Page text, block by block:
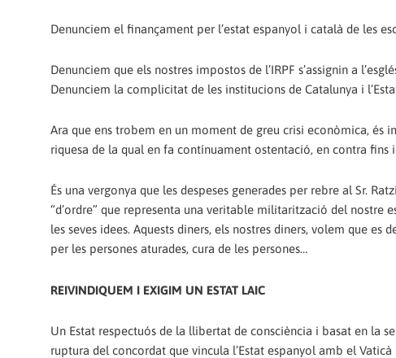
Denunciem el finançament per l’estat espanyol i català de les
Denunciem que els nostres impostos de l’IRPF s’assignin a
Denunciem la complicitat de les institucions de Catalunya i
Ara que ens trobem en un moment de greu crisi econòmica, és
riquesa de la qual en fa contínuament ostentació, en contra fins
És una vergonya que les despeses generades per rebre al Sr.
“d’ordre” que representa una veritable militarització del
les seves idees. Aquests diners, els nostres diners, volem que
per les persones aturades, cura de les persones…
REIVINDIQUEM I EXIGIM UN ESTAT LAIC
Un Estat respectuós de la llibertat de consciència i basat en la
ruptura del concordat que vincula l’Estat espanyol amb el